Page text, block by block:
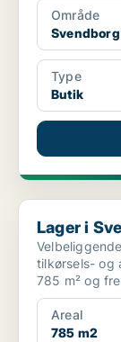
Område
Svendborg
Type
Butik
Lager i
Lager i
tilkørsels- og
785 m² og
Areal
785 m2